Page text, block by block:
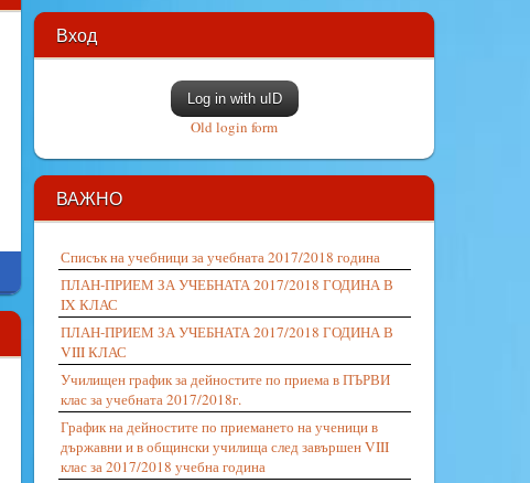
Вход
Log in with uID
Old login form
ВАЖНО
Списък на учебници за учебната 2017/2018 година
ПЛАН-ПРИЕМ ЗА УЧЕБНАТА 2017/2018 ГОДИНА В
IX КЛАС
ПЛАН-ПРИЕМ ЗА УЧЕБНАТА 2017/2018 ГОДИНА В
VIII КЛАС
Училищен график за дейностите по приема в ПЪРВИ
клас за учебната 2017/2018г.
График на дейностите по приемането на ученици в
държавни и в общински училища след завършен VIII
клас за 2017/2018 учебна година